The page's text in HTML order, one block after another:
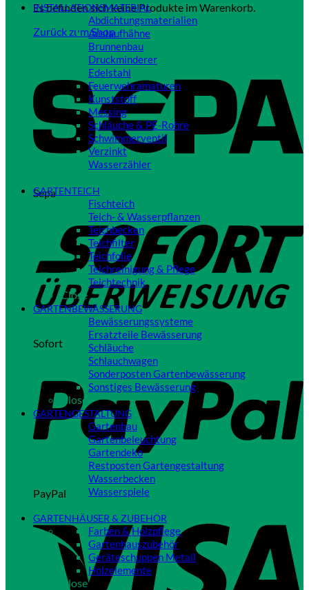
Es befinden sich keine Produkte im Warenkorb.
Zurück zum Shop
Sepa
Sofort
PayPal
INSTALLATIONSMATERIAL
Abdichtungsmaterialien
Auslaufhähne
Brunnenbau
Druckminderer
Edelstahl
Feuerwehramaturen
Kunststoff
Messing
Schläuche & PE-Rohre
Schwimmerventil
Verzinkt
Wasserzähler
GARTENTEICH
Fischteich
Teich- & Wasserpflanzen
Teichbecken
Teichfilter
Teichfolie
Teichreinigung & Pflege
Teichtechnik
Close
GARTENBEWÄSSERUNG
Bewässerungssysteme
Ersatzteile Bewässerung
Schläuche
Schlauchwagen
Sonderposten Gartenbewässerung
Sonstiges Bewässerung
Close
GARTENGESTALTUNG
Gartenbau
Gartenbeleuchtung
Gartendeko
Restposten Gartengestaltung
Wasserbecken
Wasserspiele
GARTENHÄUSER & ZUBEHÖR
Farben & Holzpflege
Gartenhauszubehör
Geräteschuppen Metall
Holzelemente
Close